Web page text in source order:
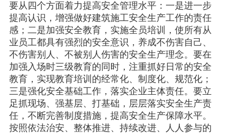
要从四个方面着力提高安全管理水平：一是进一步
提高认识，增强做好建筑施工安全生产工作的责任
感；二是加强安全教育，实施全员培训，使所有从
业员工都具有强烈的安全意识，养成不伤害自己、
不伤害别人、不被别人伤害的安全生产理念。要在
加强入场时三级教育的同时，注重抓好日常的安全
教育，实现教育培训的经常化、制度化、规范化；
三是强化安全基础工作，落实企业主体责任。要立
足抓现场、强基层、打基础，层层落实安全生产责
任，不断完善制度措施，提高安全生产保障水平。
按照依法治安、整体推进、持续改进、人人参与的